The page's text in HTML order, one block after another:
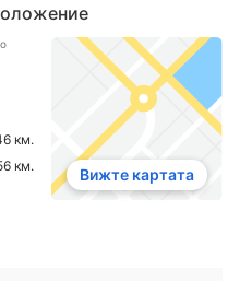
км.
км.
Вижте картата